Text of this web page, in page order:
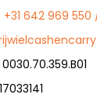
+31 642 969